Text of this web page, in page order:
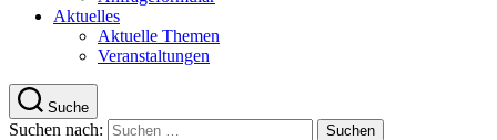
Aktuelles
Aktuelle Themen
Veranstaltungen
Suche
Suchen nach: